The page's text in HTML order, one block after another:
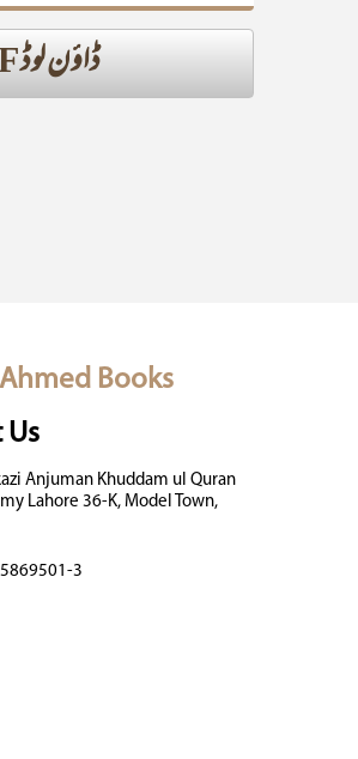
ڈاؤن لوڈ PDF
Books
Us
Anjuman Khuddam ul Quran
Lahore 36-K, Model Town,
3